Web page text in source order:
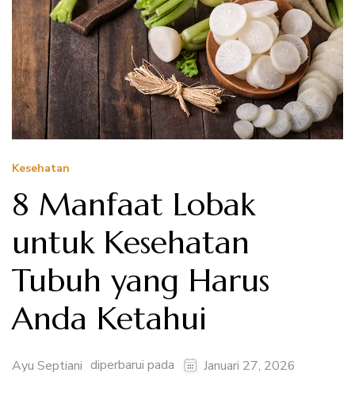
Kesehatan
8 Manfaat Lobak
untuk Kesehatan
Tubuh yang Harus
Anda Ketahui
Ayu Septiani diperbarui pada Januari 27, 2026